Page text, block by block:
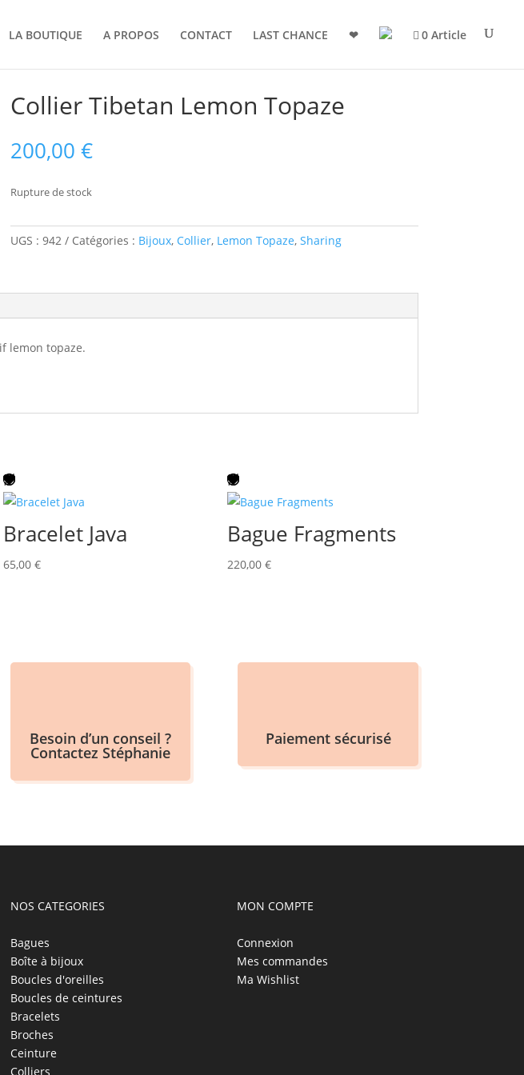
LA BOUTIQUE A PROPOS CONTACT LAST CHANCE ❤ 0 Article
Collier Tibetan Lemon Topaze
200,00 €
Rupture de stock
UGS : 942 Catégories : Bijoux, Collier, Lemon Topaze, Sharing
lemon topaze.
Bracelet Java
65,00 €
Bague Fragments
220,00 €
Besoin d’un conseil ?
Contactez Stéphanie
Paiement sécurisé
NOS CATEGORIES
Bagues
Boîte à bijoux
Boucles d'oreilles
Boucles de ceintures
Bracelets
Broches
Ceinture
Colliers
MON COMPTE
Connexion
Mes commandes
Ma Wishlist